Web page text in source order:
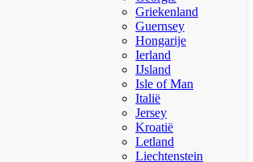
Griekenland
Guernsey
Hongarije
Ierland
IJsland
Isle of Man
Italië
Jersey
Kroatië
Letland
Liechtenstein